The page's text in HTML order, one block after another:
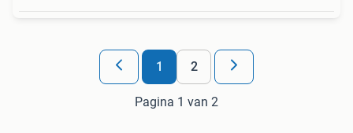
1 2
Pagina 1 van 2